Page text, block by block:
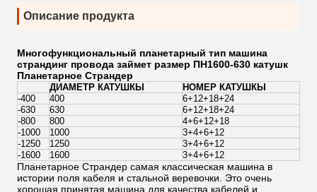
Описание продукта
Многофункциональный планетарный тип машина
страндинг провода займет размер ПН1600-630 катушк
Планетарное Страндер
ДИАМЕТР КАТУШКЫ
НОМЕР КАТУШКЫ
-400
400
6+12+18+24
-630
630
6+12+18+24
-800
800
4+6+12+18
-1000
1000
3+4+6+12
-1250
1250
3+4+6+12
-1600
1600 3+4+6+12
Планетарное Страндер самая классическая машина в
истории поля кабеля и стальной веревочки. Это очень
хорошая принятая машина для качества кабелей и